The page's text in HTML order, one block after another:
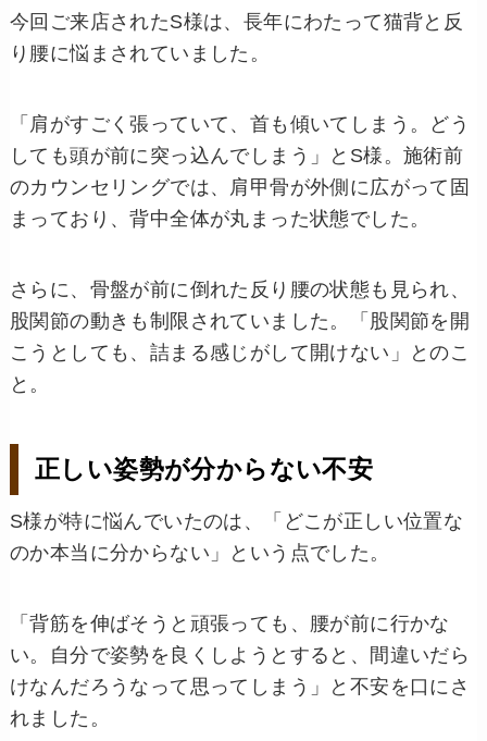
今回ご来店されたS様は、長年にわたって猫背と反
り腰に悩まされていました。
「肩がすごく張っていて、首も傾いてしまう。どう
しても頭が前に突っ込んでしまう」とS様。施術前
のカウンセリングでは、肩甲骨が外側に広がって固
まっており、背中全体が丸まった状態でした。
さらに、骨盤が前に倒れた反り腰の状態も見られ、
股関節の動きも制限されていました。「股関節を開
こうとしても、詰まる感じがして開けない」とのこ
と。
正しい姿勢が分からない不安
S様が特に悩んでいたのは、「どこが正しい位置な
のか本当に分からない」という点でした。
「背筋を伸ばそうと頑張っても、腰が前に行かな
い。自分で姿勢を良くしようとすると、間違いだら
けなんだろうなって思ってしまう」と不安を口にさ
れました。